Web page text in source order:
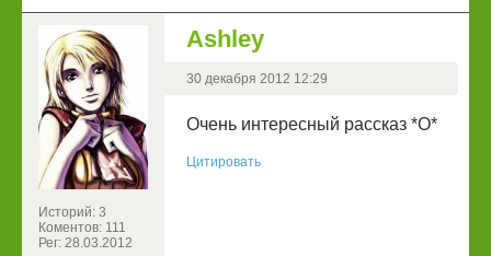
Историй: 3
Коментов: 111
Рег: 28.03.2012
Ashley
30 декабря 2012 12:29
Очень интересный рассказ *О*
Цитировать